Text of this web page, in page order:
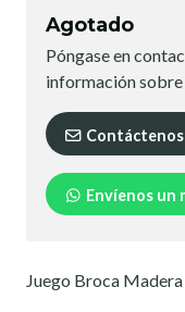
Agotado
Póngase en
información
Contáctenos
Envíenos un
Juego Broca